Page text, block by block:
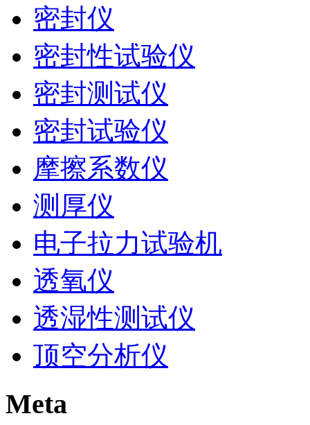
密封仪
密封性试验仪
密封测试仪
密封试验仪
摩擦系数仪
测厚仪
电子拉力试验机
透氧仪
透湿性测试仪
顶空分析仪
Meta